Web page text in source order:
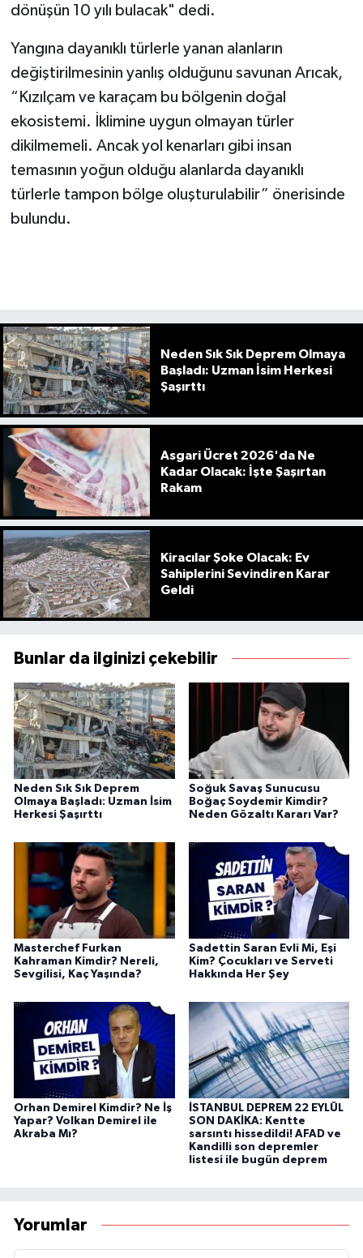
dönüşün 10 yılı bulacak" dedi.
Yangına dayanıklı türlerle yanan alanların
değiştirilmesinin yanlış olduğunu savunan Arıcak,
“Kızılçam ve karaçam bu bölgenin doğal
ekosistemi. İklimine uygun olmayan türler
dikilmemeli. Ancak yol kenarları gibi insan
temasının yoğun olduğu alanlarda dayanıklı
türlerle tampon bölge oluşturulabilir” önerisinde
bulundu.
Neden Sık Sık Deprem Olmaya
Başladı: Uzman İsim Herkesi
Şaşırttı
Asgari Ücret 2026'da Ne
Kadar Olacak: İşte Şaşırtan
Rakam
Kiracılar Şoke Olacak: Ev
Sahiplerini Sevindiren Karar
Geldi
Bunlar da ilginizi çekebilir
Neden Sık Sık Deprem
Olmaya Başladı: Uzman İsim
Herkesi Şaşırttı
Soğuk Savaş Sunucusu
Boğaç Soydemir Kimdir?
Neden Gözaltı Kararı Var?
Masterchef Furkan
Kahraman Kimdir? Nereli,
Sevgilisi, Kaç Yaşında?
Sadettin Saran Evli Mi, Eşi
Kim? Çocukları ve Serveti
Hakkında Her Şey
Orhan Demirel Kimdir? Ne İş
Yapar? Volkan Demirel ile
Akraba Mı?
İSTANBUL DEPREM 22 EYLÜL
SON DAKİKA: Kentte
sarsıntı hissedildi! AFAD ve
Kandilli son depremler
listesi ile bugün deprem
Yorumlar